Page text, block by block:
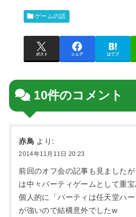
ゲームの話
ポスト シェア はてブ
10件のコメント
赤鳥 より:
2014年11月11日 20:23
前回のオフ会の記事も見ました
は中々パーティゲームとして重宝
個人的に「パーティは任天堂ハ
が強いので結構意外でしたw